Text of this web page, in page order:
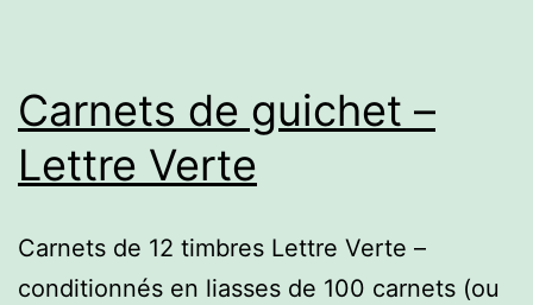
Carnets de guichet –
Lettre Verte
Carnets de 12 timbres Lettre Verte –
conditionnés en liasses de 100 carnets (ou